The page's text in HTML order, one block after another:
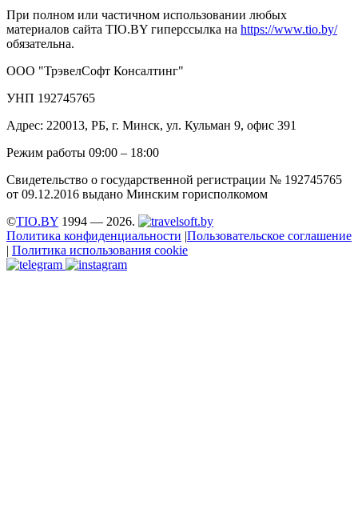
При полном или частичном использовании любых
материалов сайта TIO.BY гиперссылка на https://www.tio.by/
обязательна.
ООО "ТрэвелСофт Консалтинг"
УНП 192745765
Адрес: 220013, РБ, г. Минск, ул. Кульман 9, офис 391
Режим работы 09:00 – 18:00
Свидетельство о государственной регистрации № 192745765
от 09.12.2016 выдано Минским горисполкомом
©TIO.BY 1994 — 2026.
Политика конфиденциальности |Пользовательское соглашение
| Политика использования cookie